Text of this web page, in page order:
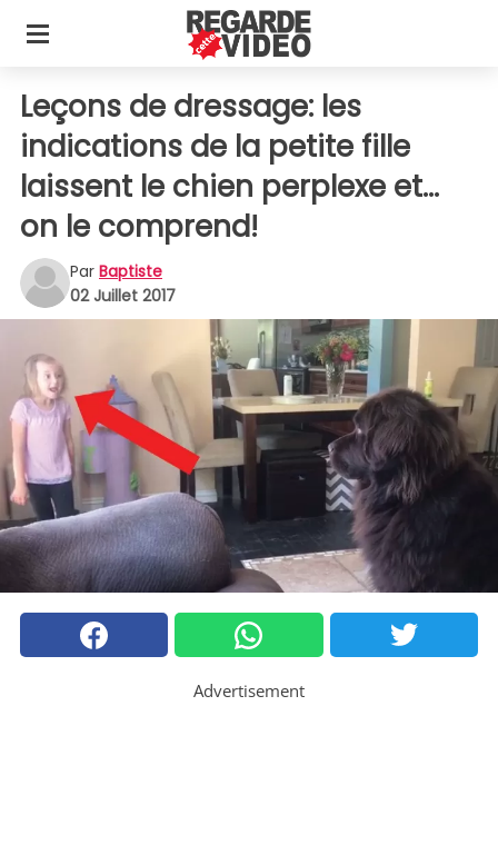
Leçons de dressage: les
indications de la petite fille
laissent le chien perplexe et...
on le comprend!
Par Baptiste
02 Juillet 2017
Advertisement